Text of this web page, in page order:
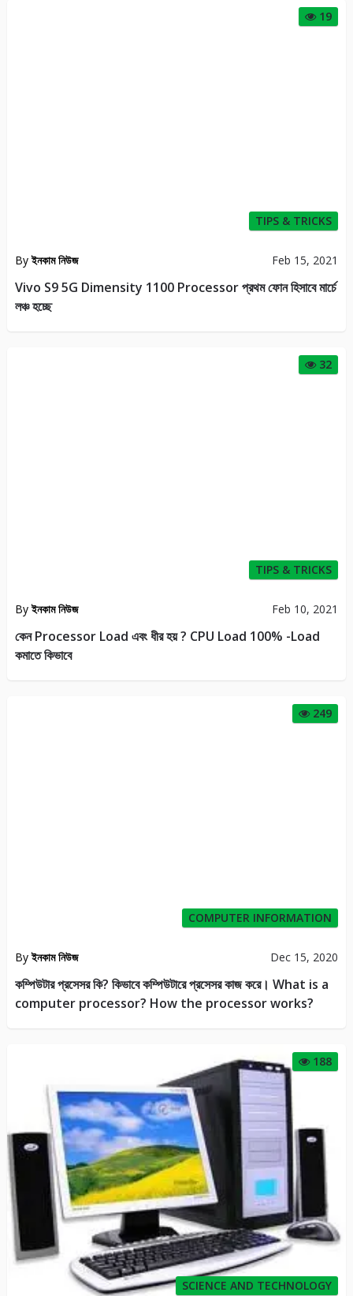
19
TIPS & TRICKS
Byইনকাম নিউজ Feb 15, 2021
Vivo S9 5G Dimensity 1100 Processor প্রথম ফোন হিসাবে মার্চে
লঞ্চ হচ্ছে
32
TIPS & TRICKS
Byইনকাম নিউজ Feb 10, 2021
কেন Processor Load এবং ধীর হয় ? CPU Load 100% -Load
কমাতে কিভাবে
249
COMPUTER INFORMATION
Byইনকাম নিউজ Dec 15, 2020
কম্পিউটার প্রসেসর কি? কিভাবে কম্পিউটারে প্রসেসর কাজ করে। What is a
computer processor? How the processor works?
188
SCIENCE AND TECHNOLOGY